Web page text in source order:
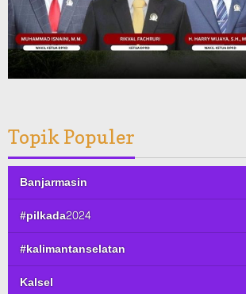
Topik Populer
Banjarmasin
#pilkada2024
#kalimantanselatan
Kalsel